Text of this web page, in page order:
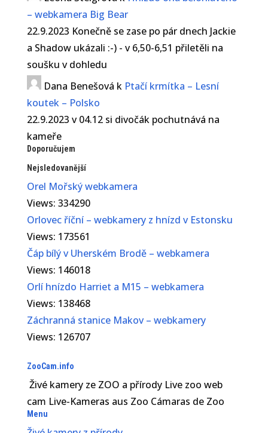
– webkamera Big Bear
22.9.2023 Konečně se zase po pár dnech Jackie
a Shadow ukázali :-) - v 6,50-6,51 přiletěli na
soušku v dohledu
Dana Benešová k Ptačí krmítka – Lesní
koutek – Polsko
22.9.2023 v 04.12 si divočák pochutnává na
kameře
Doporučujem
Nejsledovanější
Orel Mořský webkamera
Views: 334290
Orlovec říční – webkamery z hnízd v Estonsku
Views: 173561
Čáp bílý v Uherském Brodě – webkamera
Views: 146018
Orlí hnízdo Harriet a M15 – webkamera
Views: 138468
Záchranná stanice Makov – webkamery
Views: 126707
ZooCam.info
Živé kamery ze ZOO a přírody Live zoo web
cam Live-Kameras aus Zoo Cámaras de Zoo
Menu